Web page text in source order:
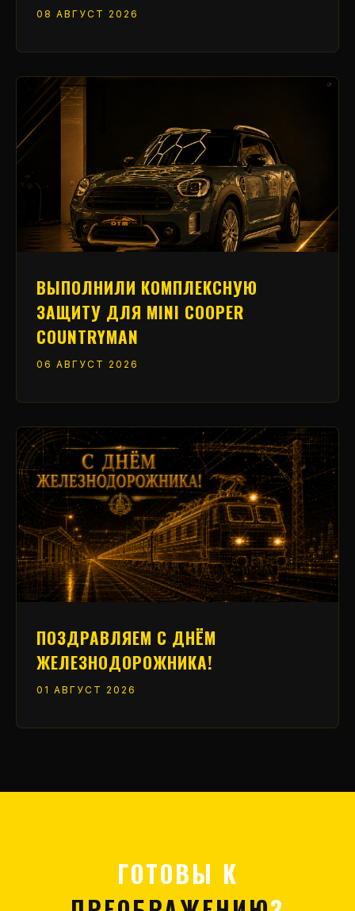
08 АВГУСТ 2026
ВЫПОЛНИЛИ КОМПЛЕКСНУЮ
ЗАЩИТУ ДЛЯ MINI COOPER
COUNTRYMAN
06 АВГУСТ 2026
ПОЗДРАВЛЯЕМ С ДНЁМ
ЖЕЛЕЗНОДОРОЖНИКА!
01 АВГУСТ 2026
ГОТОВЫ К